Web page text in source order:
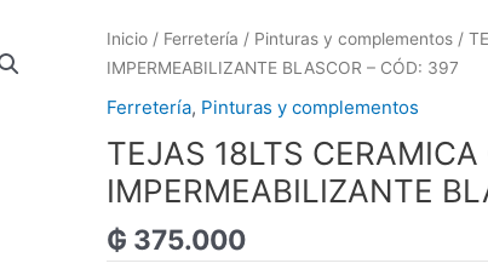
Inicio / Ferretería / Pinturas y complementos /
IMPERMEABILIZANTE BLASCOR – CÓD: 397
Ferretería, Pinturas y complementos
TEJAS 18LTS CERAMICA
IMPERMEABILIZANTE
₲ 375.000